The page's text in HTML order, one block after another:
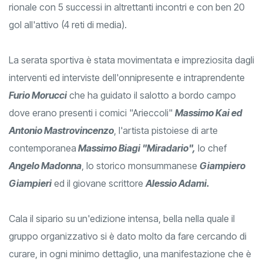
naturalmente agli arancioverdi che chiudono l'evento
rionale con 5 successi in altrettanti incontri e con ben 20
La serata sportiva è stata movimentata e impreziosita dagli
interventi ed interviste dell'onnipresente e intraprendente
Furio Morucciche ha guidato il salotto a bordo campo
dove erano presenti i comici "Arieccoli"Massimo Kai ed
Antonio Mastrovincenzo, l'artista pistoiese di arte
contemporaneaMassimo Biagi "Miradario",lo chef
Angelo Madonna, lo storico monsummaneseGiampiero
Cala il sipario su un'edizione intensa, bella nella quale il
gruppo organizzativo si è dato molto da fare cercando di